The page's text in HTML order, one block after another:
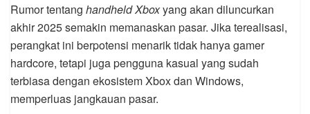
Rumor tentang handheld Xboxyang akan diluncurkan
akhir 2025 semakin memanaskan pasar. Jika terealisasi,
perangkat ini berpotensi menarik tidak hanya gamer
hardcore, tetapi juga pengguna kasual yang sudah
terbiasa dengan ekosistem Xbox dan Windows,
memperluas jangkauan pasar.